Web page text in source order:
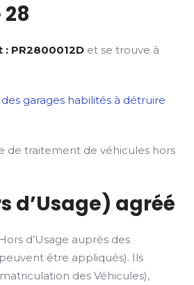
28
: PR2800012D et se trouve à
garages habilités à détruire
de traitement de véhicules hors
d’Usage) agréé
d’Usage auprès des
être appliqués). Ils
des Véhicules),